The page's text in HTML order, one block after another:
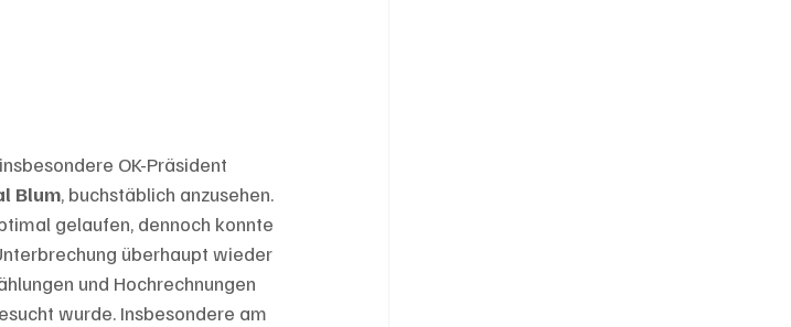
OK-Präsident
Blum, buchstäblich anzusehen.
gelaufen, dennoch konnte
überhaupt wieder
und Hochrechnungen
wurde. Insbesondere am